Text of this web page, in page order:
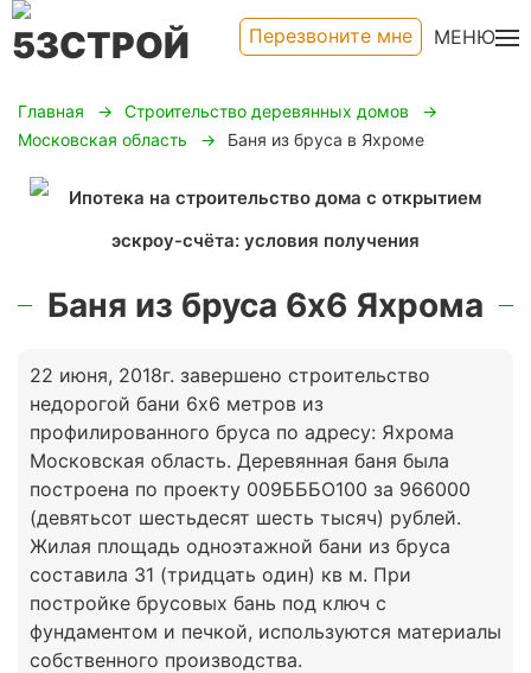
Перезвоните мне МЕНЮ
Главная
Строительство деревянных домов
Московская область
Баня из бруса в Яхроме
Баня из бруса 6х6 Яхрома
22 июня, 2018г. завершено строительство
недорогой бани 6х6 метров из
профилированного бруса по адресу: Яхрома
Московская область. Деревянная баня была
построена по проекту 009БББО100 за 966000
(девятьсот шестьдесят шесть тысяч) рублей.
Жилая площадь одноэтажной бани из бруса
составила 31 (тридцать один) кв м. При
постройке брусовых бань под ключ с
фундаментом и печкой, используются материалы
собственного производства.